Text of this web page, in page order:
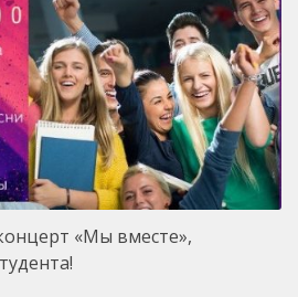
«Мы вместе»,